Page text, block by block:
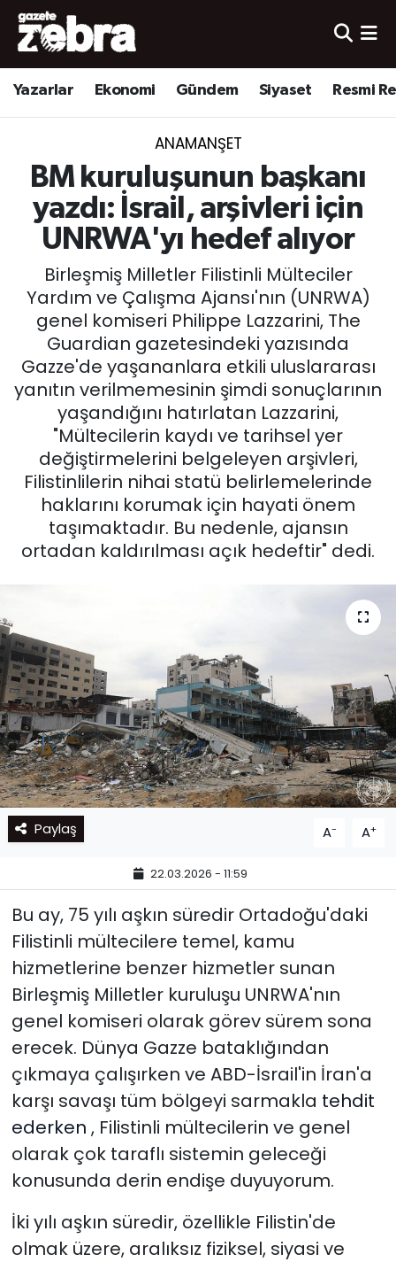
Yazarlar Ekonomi Gündem Siyaset Resmi
ANAMANŞET
BM kuruluşunun başkanı
yazdı: İsrail, arşivleri için
UNRWA'yı hedef alıyor
Birleşmiş Milletler Filistinli Mülteciler
Yardım ve Çalışma Ajansı'nın (UNRWA)
genel komiseri Philippe Lazzarini, The
Guardian gazetesindeki yazısında
Gazze'de yaşananlara etkili uluslararası
yanıtın verilmemesinin şimdi sonuçlarının
yaşandığını hatırlatan Lazzarini,
"Mültecilerin kaydı ve tarihsel yer
değiştirmelerini belgeleyen arşivleri,
Filistinlilerin nihai statü belirlemelerinde
haklarını korumak için hayati önem
taşımaktadır. Bu nedenle, ajansın
ortadan kaldırılması açık hedeftir" dedi.
Paylaş A- A+
22.03.2026 - 11:59
Bu ay, 75 yılı aşkın süredir Ortadoğu'daki
Filistinli mültecilere temel, kamu
hizmetlerine benzer hizmetler sunan
Birleşmiş Milletler kuruluşu UNRWA'nın
genel komiseri olarak görev sürem sona
erecek. Dünya Gazze bataklığından
çıkmaya çalışırken ve ABD-İsrail'in İran'a
karşı savaşı tüm bölgeyi sarmakla tehdit
ederken , Filistinli mültecilerin ve genel
olarak çok taraflı sistemin geleceği
konusunda derin endişe duyuyorum.
İki yılı aşkın süredir, özellikle Filistin'de
olmak üzere, aralıksız fiziksel, siyasi ve
Yazarlar
Ekonomi
Yerel
Spor
Nöbetçi Eczaneler
Hava Durumu
Süper Lig Puan Durumu ve Fikstür
Tüm Manşetler
Son Dakika Haberleri
Haber Arşivi